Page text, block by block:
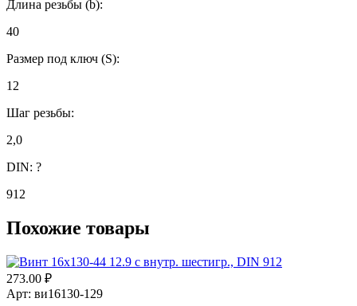
Длина резьбы (b):
40
Размер под ключ (S):
12
Шаг резьбы:
2,0
DIN: ?
912
Похожие товары
273.00 ₽
Арт: ви16130-129